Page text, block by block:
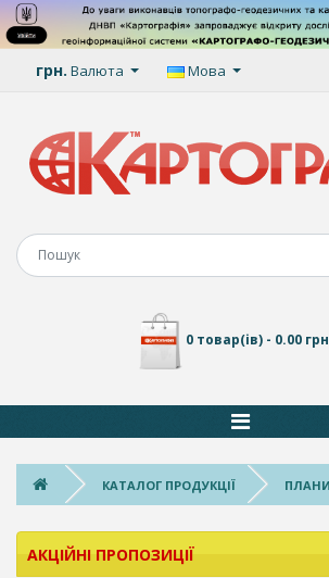
грн. Валюта Мова
0 товар(ів) - 0.00
КАТАЛОГ ПРОДУКЦІЇ
АКЦІЙНІ ПРОПОЗИЦІЇ